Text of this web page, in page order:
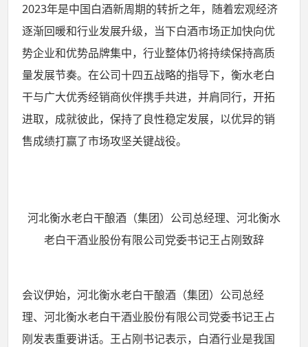
2023年是中国白酒新周期的转折之年，随着宏观经济
逐渐回暖和行业发展升级，当下白酒市场正加快向优
势企业和优势品牌集中，行业整体仍将持续保持高质
量发展节奏。在公司十四五战略的指导下，衡水老白
干与广大优秀经销商伙伴携手共进，并肩同行，开拓
进取，成就彼此，保持了良性稳定发展，以优异的销
售成绩打赢了市场攻坚关键战役。
河北衡水老白干酿酒（集团）公司总经理、河北衡水
老白干酒业股份有限公司党委书记王占刚致辞
会议伊始，河北衡水老白干酿酒（集团）公司总经
理、河北衡水老白干酒业股份有限公司党委书记王占
刚发表重要讲话。王占刚书记表示，白酒行业是我国